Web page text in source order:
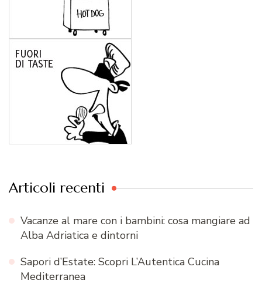
Articoli recenti
Vacanze al mare con i bambini: cosa mangiare ad
Alba Adriatica e dintorni
Sapori d’Estate: Scopri L’Autentica Cucina
Mediterranea